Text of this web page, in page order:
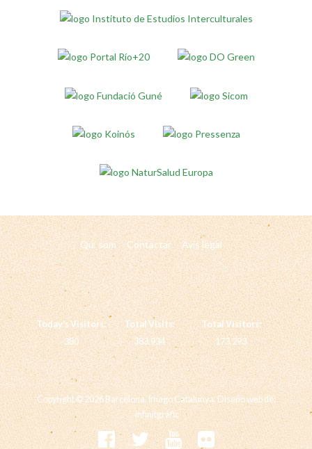
Qui som Contactar Avís legal
Today's Visitors:
380
Total Visits:
383.934
Total Visitors:
173.293
Copyright © 2026 Barcelona. Imago Catalunya. Diseño web de:
infinitgràfic